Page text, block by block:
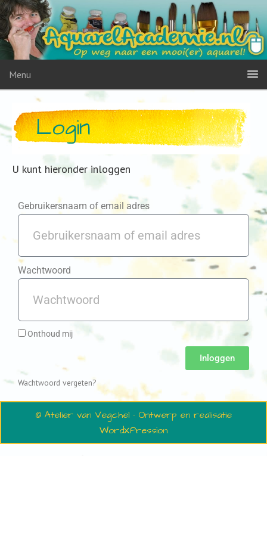
Menu
Login
U kunt hieronder inloggen
Gebruikersnaam of email adres
Wachtwoord
Onthoud mij
Inloggen
Wachtwoord vergeten?
© Atelier van Vegchel · Ontwerp en realisatie
WordXPression